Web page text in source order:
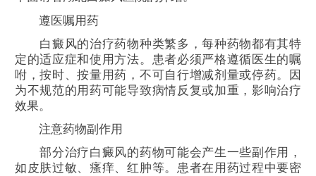
遵医嘱用药
白癜风的治疗药物种类繁多，每种药物都有其特
定的适应症和使用方法。患者必须严格遵循医生的嘱
咐，按时、按量用药，不可自行增减剂量或停药。因
为不规范的用药可能导致病情反复或加重，影响治疗
效果。
注意药物副作用
部分治疗白癜风的药物可能会产生一些副作用，
如皮肤过敏、瘙痒、红肿等。患者在用药过程中要密